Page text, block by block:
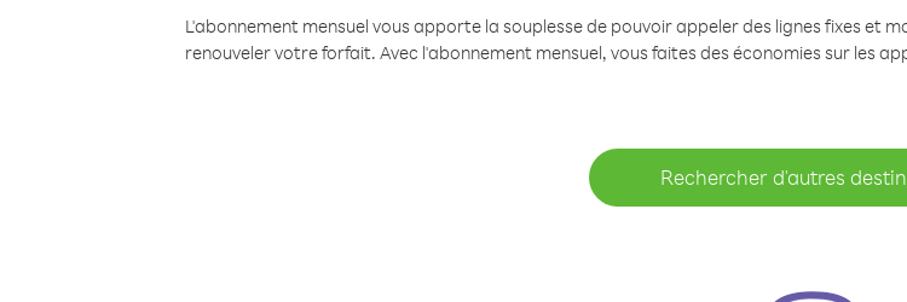
L'abonnement mensuel vous apporte la souplesse de pouvoir appeler des lignes fixes et
renouveler votre forfait. Avec l'abonnement mensuel, vous faites des économies sur les
Rechercher d'autres